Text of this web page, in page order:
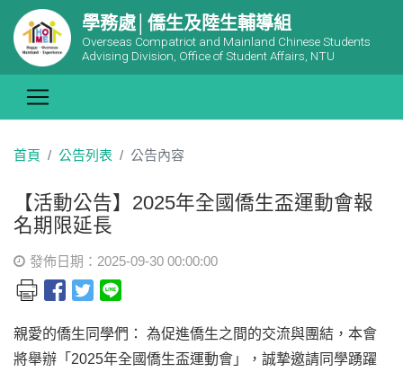
學務處│僑生及陸生輔導組
Overseas Compatriot and Mainland Chinese Students
Advising Division, Office of Student Affairs, NTU
首頁 公告列表 公告內容
【活動公告】2025年全國僑生盃運動會報
名期限延長
發佈日期：2025-09-30 00:00:00
親愛的僑生同學們： 為促進僑生之間的交流與團結，本會
將舉辦「2025年全國僑生盃運動會」，誠摯邀請同學踴躍